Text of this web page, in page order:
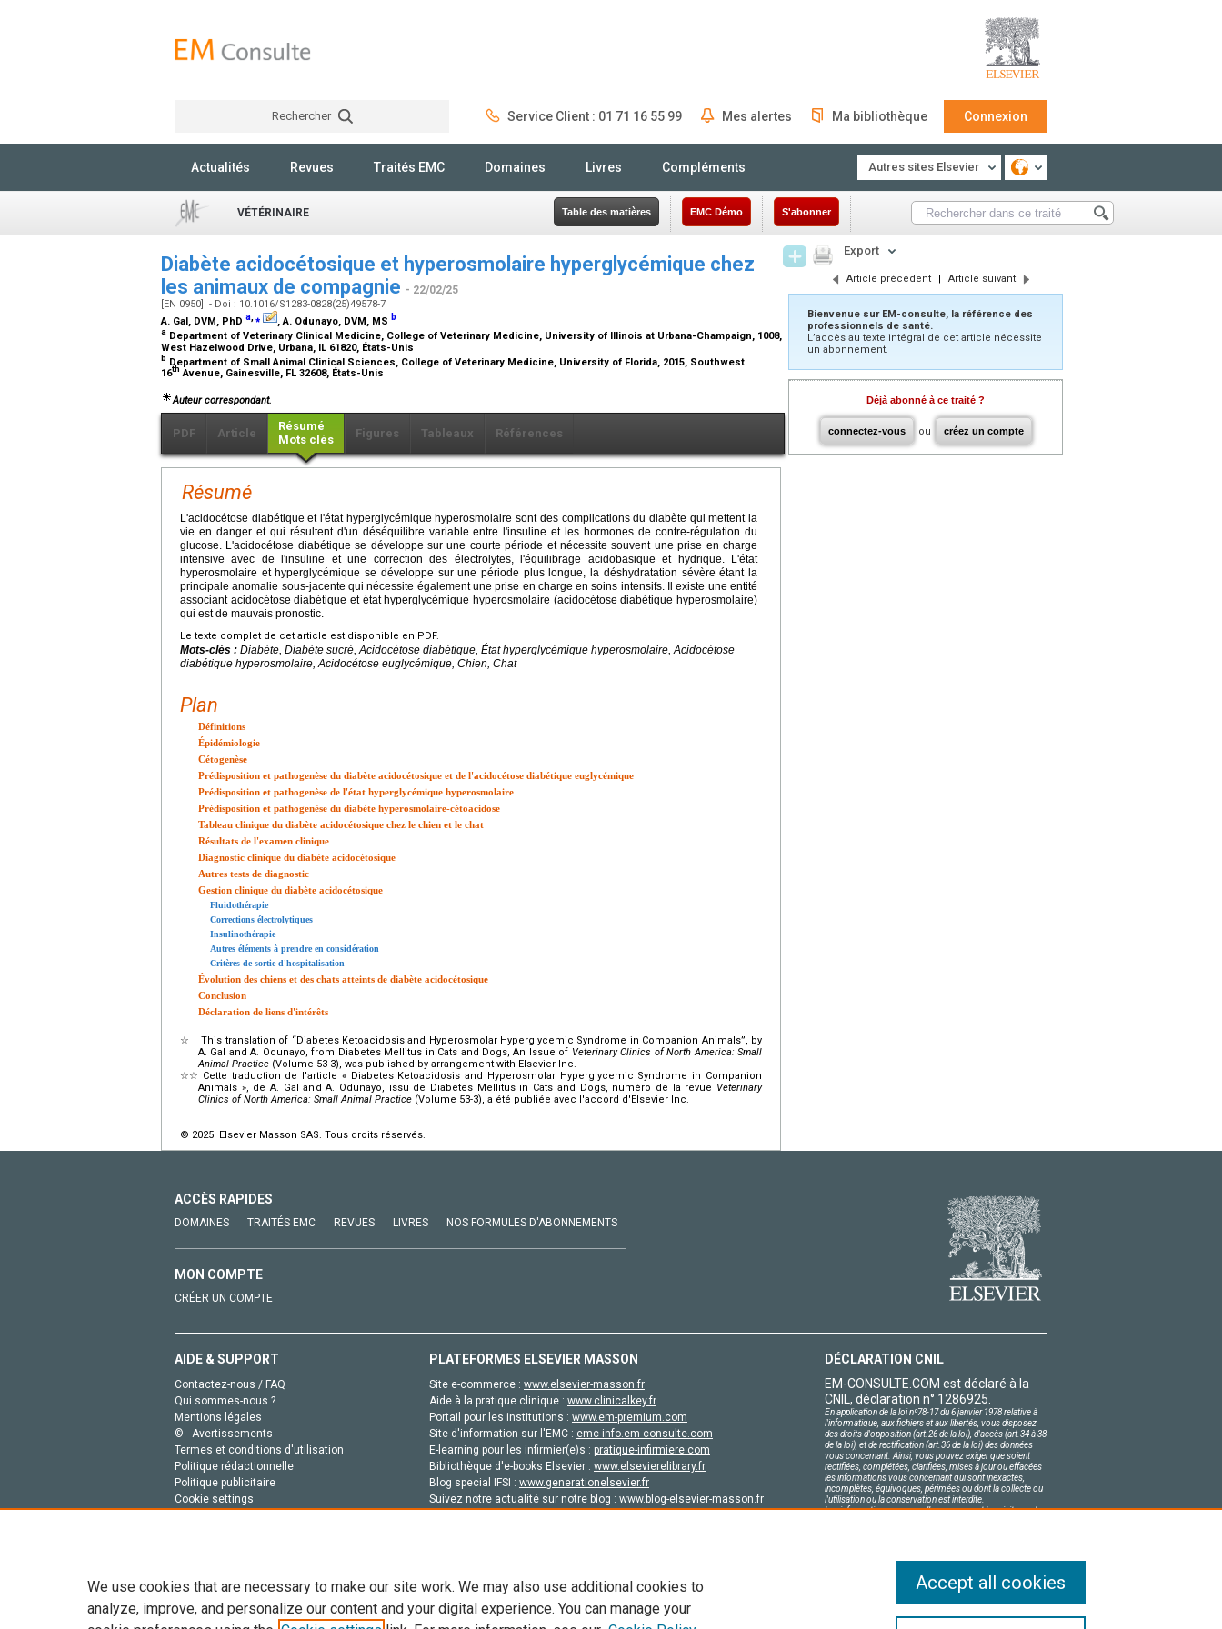
Rechercher Service Client : 01 71 16 55 99 Mes alertes Ma bibliothèque Connexion
Actualités Revues Traités EMC Domaines Livres Compléments Autres sites Elsevier
VÉTÉRINAIRE Table des matières EMC Démo S'abonner
Diabète acidocétosique et hyperosmolaire hyperglycémique chez
les animaux de compagnie - 22/02/25
[EN 0950] - Doi : 10.1016/S1283-0828(25)49578-7
A. Gal, DVM, PhD a,⁎ , A. Odunayo, DVM, MS b
a Department of Veterinary Clinical Medicine, College of Veterinary Medicine, University of Illinois at Urbana-Champaign, 1008,
West Hazelwood Drive, Urbana, IL 61820, États-Unis
b Department of Small Animal Clinical Sciences, College of Veterinary Medicine, University of Florida, 2015, Southwest
16th Avenue, Gainesville, FL 32608, États-Unis
Auteur correspondant.
PDF Article
Résumé
Mots clés
Figures Tableaux Références
Résumé
L'acidocétose diabétique et l'état hyperglycémique hyperosmolaire sont des complications du diabète qui mettent la
vie en danger et qui résultent d'un déséquilibre variable entre l'insuline et les hormones de contre-régulation du
glucose. L'acidocétose diabétique se développe sur une courte période et nécessite souvent une prise en charge
intensive avec de l'insuline et une correction des électrolytes, l'équilibrage acidobasique et hydrique. L'état
hyperosmolaire et hyperglycémique se développe sur une période plus longue, la déshydratation sévère étant la
principale anomalie sous-jacente qui nécessite également une prise en charge en soins intensifs. Il existe une entité
associant acidocétose diabétique et état hyperglycémique hyperosmolaire (acidocétose diabétique hyperosmolaire)
qui est de mauvais pronostic.
Le texte complet de cet article est disponible en PDF.
Mots-clés : Diabète, Diabète sucré, Acidocétose diabétique, État hyperglycémique hyperosmolaire, Acidocétose
diabétique hyperosmolaire, Acidocétose euglycémique, Chien, Chat
Plan
Définitions
Épidémiologie
Cétogenèse
Prédisposition et pathogenèse du diabète acidocétosique et de l'acidocétose diabétique euglycémique
Prédisposition et pathogenèse de l'état hyperglycémique hyperosmolaire
Prédisposition et pathogenèse du diabète hyperosmolaire-cétoacidose
Tableau clinique du diabète acidocétosique chez le chien et le chat
Résultats de l'examen clinique
Diagnostic clinique du diabète acidocétosique
Autres tests de diagnostic
Gestion clinique du diabète acidocétosique
Fluidothérapie
Corrections électrolytiques
Insulinothérapie
Autres éléments à prendre en considération
Critères de sortie d'hospitalisation
Évolution des chiens et des chats atteints de diabète acidocétosique
Conclusion
Déclaration de liens d'intérêts
☆
This translation of “Diabetes Ketoacidosis and Hyperosmolar Hyperglycemic Syndrome in Companion Animals”, by
A. Gal and A. Odunayo, from Diabetes Mellitus in Cats and Dogs, An Issue of Veterinary Clinics of North America: Small
Animal Practice (Volume 53-3), was published by arrangement with Elsevier Inc.
☆☆ Cette traduction de l'article « Diabetes Ketoacidosis and Hyperosmolar Hyperglycemic Syndrome in Companion
Animals », de A. Gal and A. Odunayo, issu de Diabetes Mellitus in Cats and Dogs, numéro de la revue Veterinary
Clinics of North America: Small Animal Practice (Volume 53-3), a été publiée avec l'accord d'Elsevier Inc.
© 2025 Elsevier Masson SAS. Tous droits réservés.
Export
Article précédent | Article suivant
Bienvenue sur EM-consulte, la référence des
professionnels de santé.
L’accès au texte intégral de cet article nécessite
un abonnement.
Déjà abonné à ce traité ?
connectez-vous ou créez un compte
ACCÈS RAPIDES
DOMAINES TRAITÉS EMC REVUES LIVRES NOS FORMULES D'ABONNEMENTS
MON COMPTE
CRÉER UN COMPTE
AIDE & SUPPORT
Contactez-nous / FAQ
Qui sommes-nous ?
Mentions légales
© - Avertissements
Termes et conditions d'utilisation
Politique rédactionnelle
Politique publicitaire
Cookie settings
PLATEFORMES ELSEVIER MASSON
Site e-commerce : www.elsevier-masson.fr
Aide à la pratique clinique : www.clinicalkey.fr
Portail pour les institutions : www.em-premium.com
Site d'information sur l'EMC : emc-info.em-consulte.com
E-learning pour les infirmier(e)s : pratique-infirmiere.com
Bibliothèque d'e-books Elsevier : www.elsevierelibrary.fr
Blog special IFSI : www.generationelsevier.fr
Suivez notre actualité sur notre blog : www.blog-elsevier-masson.fr
DÉCLARATION CNIL
EM-CONSULTE.COM est déclaré à la
CNIL, déclaration n° 1286925.
En application de la loi nº78-17 du 6 janvier 1978 relative à
l'informatique, aux fichiers et aux libertés, vous disposez
des droits d'opposition (art.26 de la loi), d'accès (art.34 à 38
de la loi), et de rectification (art.36 de la loi) des données
vous concernant. Ainsi, vous pouvez exiger que soient
rectifiées, complétées, clarifiées, mises à jour ou effacées
les informations vous concernant qui sont inexactes,
incomplètes, équivoques, périmées ou dont la collecte ou
l'utilisation ou la conservation est interdite.
Les informations personnelles concernant les visiteurs de
We use cookies that are necessary to make our site work. We may also use additional cookies to
analyze, improve, and personalize our content and your digital experience. You can manage your
Accept all cookies